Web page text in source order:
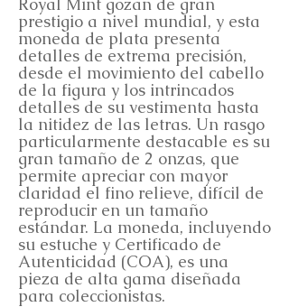
prestigio a nivel mundial, y esta
moneda de plata presenta
detalles de extrema precisión,
desde el movimiento del cabello
de la figura y los intrincados
detalles de su vestimenta hasta
la nitidez de las letras. Un rasgo
particularmente destacable es su
gran tamaño de 2 onzas, que
permite apreciar con mayor
claridad el fino relieve, difícil de
reproducir en un tamaño
estándar. La moneda, incluyendo
su estuche y Certificado de
Autenticidad (COA), es una
pieza de alta gama diseñada
para coleccionistas.